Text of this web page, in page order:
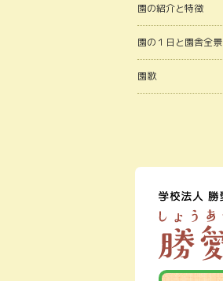
園の紹介と特徴
園の１日と園舎全景
園歌